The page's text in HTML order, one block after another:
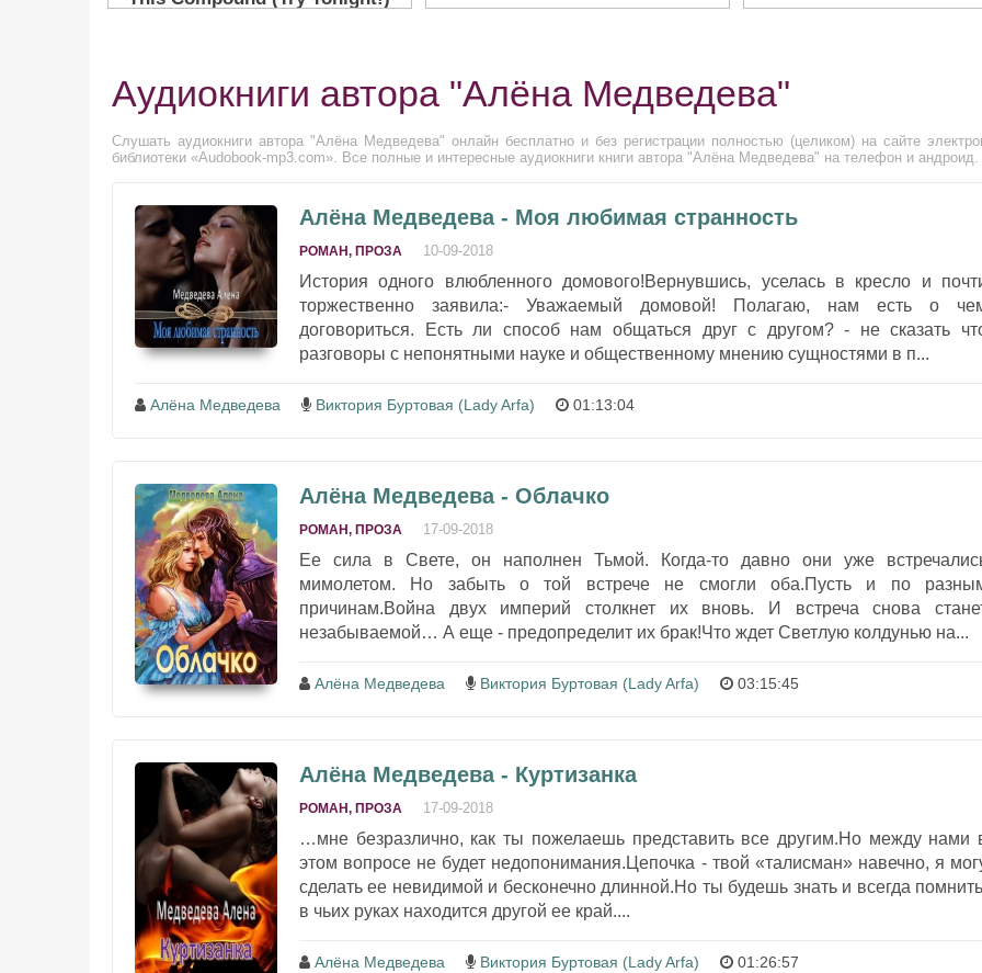
Аудиокниги автора "Алёна Медведева"
Слушать аудиокниги автора "Алёна Медведева" онлайн бесплатно и без регистрации полностью (целиком) на сайте
библиотеки «Audobook-mp3.com». Все полные и интересные аудиокниги книги автора "Алёна Медведева" на телефон и андроид.
Алёна Медведева - Моя любимая странность
РОМАН, ПРОЗА 10-09-2018
История одного влюбленного домового!Вернувшись, уселась в кресло и
торжественно заявила:- Уважаемый домовой! Полагаю, нам есть о
договориться. Есть ли способ нам общаться друг с другом? - не сказать
разговоры с непонятными науке и общественному мнению сущностями в п...
Алёна Медведева Виктория Буртовая (Lady Arfa) 01:13:04
Алёна Медведева - Облачко
РОМАН, ПРОЗА 17-09-2018
Ее сила в Свете, он наполнен Тьмой. Когда-то давно они уже
мимолетом. Но забыть о той встрече не смогли оба.Пусть и по
причинам.Война двух империй столкнет их вновь. И встреча снова
незабываемой… А еще - предопределит их брак!Что ждет Светлую колдунью на...
Алёна Медведева Виктория Буртовая (Lady Arfa) 03:15:45
Алёна Медведева - Куртизанка
РОМАН, ПРОЗА 17-09-2018
…мне безразлично, как ты пожелаешь представить все другим.Но между нами
этом вопросе не будет недопонимания.Цепочка - твой «талисман» навечно, я
сделать ее невидимой и бесконечно длинной.Но ты будешь знать и всегда
в чьих руках находится другой ее край....
Алёна Медведева Виктория Буртовая (Lady Arfa) 01:26:57